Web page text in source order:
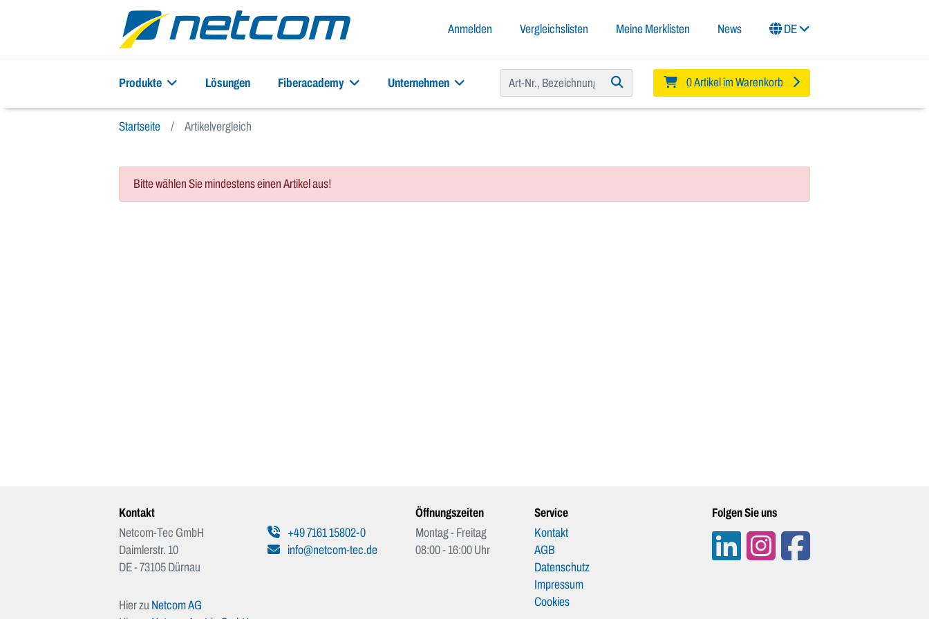
Anmelden Vergleichslisten Meine Merklisten News DE
Produkte Lösungen Fiberacademy Unternehmen 0 Artikel im Warenkorb
Startseite Artikelvergleich
Bitte wählen Sie mindestens einen Artikel aus!
Kontakt
Netcom-Tec GmbH
Daimlerstr. 10
DE - 73105 Dürnau
+49 7161 15802-0
info@netcom-tec.de
Hier zu Netcom AG
Öffnungszeiten
Montag - Freitag
08:00 - 16:00 Uhr
Service
Kontakt
AGB
Datenschutz
Impressum
Cookies
Folgen Sie uns